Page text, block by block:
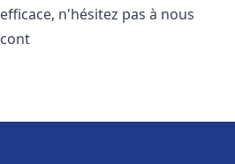
efficace, n'hésitez pas à nous
cont